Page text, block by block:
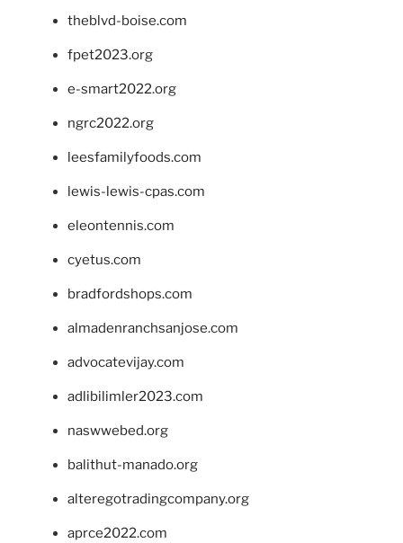
theblvd-boise.com
fpet2023.org
e-smart2022.org
ngrc2022.org
leesfamilyfoods.com
lewis-lewis-cpas.com
eleontennis.com
cyetus.com
bradfordshops.com
almadenranchsanjose.com
advocatevijay.com
adlibilimler2023.com
naswwebed.org
balithut-manado.org
alteregotradingcompany.org
aprce2022.com